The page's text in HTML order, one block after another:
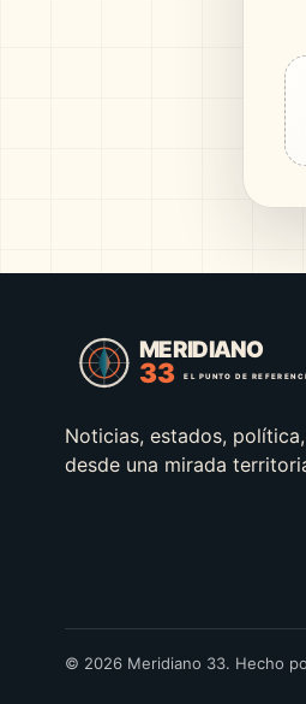
Noticias, estados,
desde una mirada
© 2026 Meridiano 33. Hecho